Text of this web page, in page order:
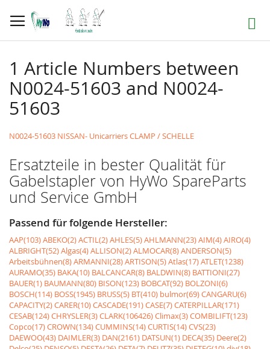
zum
Inhalt
Suche
1 Article Numbers between
N0024-51603 and N0024-
51603
N0024-51603 NISSAN- Unicarriers CLAMP / SCHELLE
Ersatzteile in bester Qualität für
Gabelstapler von HyWo SpareParts
und Service GmbH
Passend für folgende Hersteller:
AAP(103)ABEKO(2)ACTIL(2)AHLES(5)AHLMANN(23)AIM(4)AIRO(4)
ALBRIGHT(52)Algas(4)ALLISON(2)ALMOCAR(8)ANDERSON(5)
Arbeitsbühnen(8)ARMANNI(28)ARTISON(5)Atlas(17)ATLET(1238)
AURAMO(35) BAKA(10) BALCANCAR(8) BALDWIN(8) BATTIONI(27)
BAUER(1) BAUMANN(80) BISON(123) BOBCAT(92) BOLZONI(6)
BOSCH(114) BOSS(1945) BRUSS(5) BT(410) bulmor(69)CANGARU(6)
CAPACITY(2)CARER(10)CASCADE(191)CASE(7)CATERPILLAR(171)
CESAB(124)CHRYSLER(3)CLARK(106426)Climax(3)COMBILIFT(123)
Copco(17)CROWN(134)CUMMINS(14)CURTIS(14)CVS(23)
DAEWOO(43) DAIMLER(3) DAN(2161) DATSUN(1) DECA(35) Deere(2)